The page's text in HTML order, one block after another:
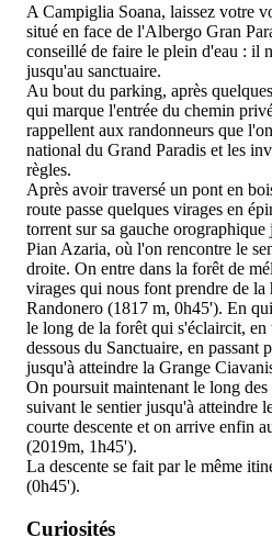
A Campiglia Soana, laissez votre
situé en face de l'Albergo Gran
conseillé de faire le plein d'eau : il
jusqu'au sanctuaire.
Au bout du parking, après
qui marque l'entrée du chemin
rappellent aux randonneurs que
national du Grand Paradis et les
règles.
Après avoir traversé un pont en
route passe quelques virages en
torrent sur sa gauche
Pian Azaria, où l'on rencontre le
droite. On entre dans la forêt de
virages qui nous font prendre de la
Randonero (1817 m, 0h45'). En
le long de la forêt qui s'éclaircit, en
dessous du Sanctuaire, en passant
jusqu'à atteindre la Grange
On poursuit maintenant le long des
suivant le sentier jusqu'à atteindre
courte descente et on arrive enfin
(2019m, 1h45').
La descente se fait par le même
(0h45').
Curiosités